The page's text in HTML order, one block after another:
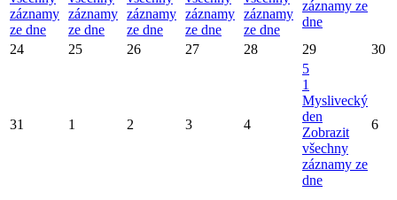
záznamy
ze dne
záznamy
ze dne
záznamy
ze dne
záznamy
ze dne
záznamy
ze dne
záznamy ze
dne
24
25 26 27 28 29 30
31 1 2 3 4
5
1
Myslivecký
den
Zobrazit
všechny
záznamy ze
dne
6